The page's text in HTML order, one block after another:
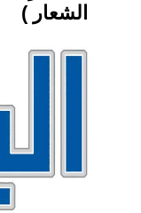
الشعار )